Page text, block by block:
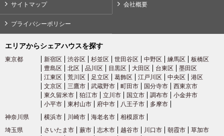
サイトマップ 会社概要
プライバシーポリシー
エリアからシェアハウスを探す
東京都 新宿区 渋谷区 杉並区 世田谷区 中野区 練馬区
板橋区
豊島区
北区 品川区 目黒区 大田区 台東区
墨田区
江東区
荒川区 足立区 葛飾区 江戸川区 中央区
港区
文京区
三鷹市 武蔵野市 町田市 国分寺市
西東京市
東久留米市
狛江市 立川市 国立市 調布市
小金井市
小平市
東村山市 府中市 八王子市
多摩市
神奈川県
横浜市 川崎市 海老名市
相模原市
埼玉県
さいたま市 蕨市 志木市 越谷市 川口市 朝霞市
草加市